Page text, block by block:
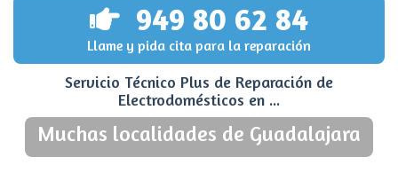
949 80 62 84
Llame y pida cita para la reparación
Servicio Técnico Plus de Reparación de
Electrodomésticos en ...
Muchas localidades de Guadalajara